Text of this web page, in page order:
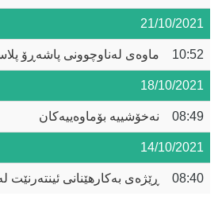
21/10/2021
10:52 ماوەی لەناوچوونی پاشەڕۆ
18/10/2021
08:49 نەخۆشییە بۆماوەییەکان
14/10/2021
08:40 ڕێژەی بەکارهێنانی ئینتەرنێت